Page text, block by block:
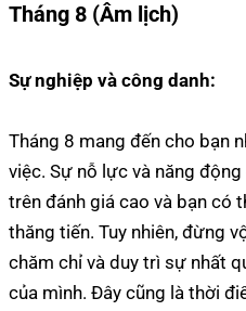
Tháng 8 (Âm lịch)
Sự nghiệp và công danh:
Tháng 8 mang đến cho bạn
việc. Sự nỗ lực và năng
trên đánh giá cao và bạn có
thăng tiến. Tuy nhiên, đừng
chăm chỉ và duy trì sự nhất
của mình. Đây cũng là thời